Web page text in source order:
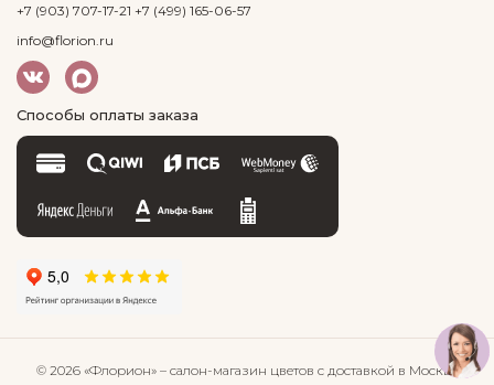
+7 (903) 707-17-21 +7 (499) 165-06-57
info@florion.ru
Способы оплаты заказа
© 2026 «Флорион» – салон-магазин цветов с доставкой в Москве